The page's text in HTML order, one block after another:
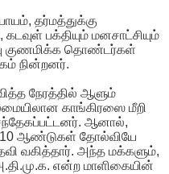
தர்மத்துக்கு
பக்தியும் மனசாட்சியும்
குணமிக்க தொண்டர்கள்
நின்றனர்.
நேரத்தில் ஆளும்
காங்கிரஸை மீறி
சந்தேகப்பட்டனர். ஆனால்,
10 ஆண்டுகள் தோல்வியே
வகித்தார். அந்த மக்களும்,
என்ற மாளிகையின்